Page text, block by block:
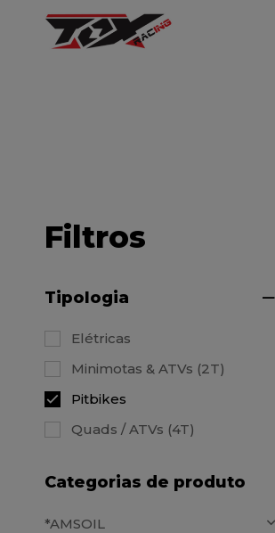
Filtros
Tipologia
Elétricas
Minimotas & ATVs (2T)
Pitbikes
Quads / ATVs (4T)
Categorias de produto
*AMSOIL